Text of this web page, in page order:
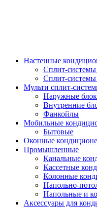
Настенные
Сплит-системы
Сплит-
Мульти сплит-
Наружные
Внутренние
Фанкойлы
Мобильные
Бытовые
Оконные
Промышленные
Канальные
Кассетные
Колонные
Напольно-
Напольные и
Аксессуары для